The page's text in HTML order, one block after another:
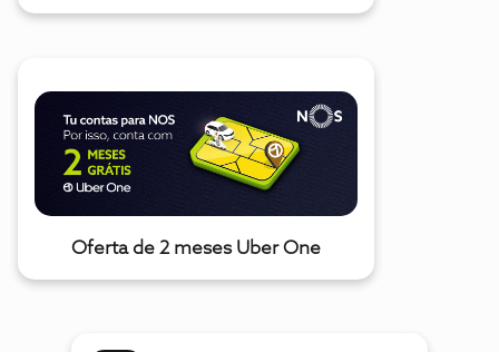
Oferta de 2 meses Uber One